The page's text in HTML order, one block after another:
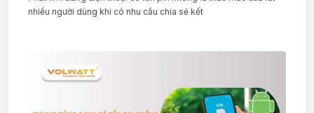
nhiều người dùng khi có nhu cầu chia sẻ kết